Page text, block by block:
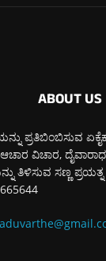
ABOUT US
ಪ್ರತಿಬಿಂಬಿಸುವ
ವಿಚಾರ,
ತಿಳಿಸುವ ಸಣ್ಣ